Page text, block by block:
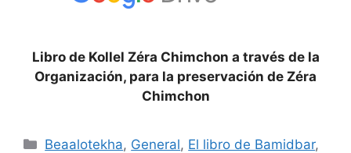
Libro de Kollel Zéra Chimchon a través de la
Organización, para la preservación de Zéra
Chimchon
Beaalotekha, General, El libro de Bamidbar,